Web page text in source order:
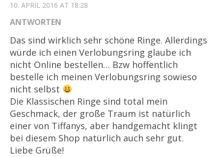
10. APRIL 2016 AT 18:28
ANTWORTEN
Das sind wirklich sehr schöne Ringe. Allerdings
würde ich einen Verlobungsring glaube ich
nicht Online bestellen… Bzw hoffentlich
bestelle ich meinen Verlobungsring sowieso
nicht selbst
Die Klassischen Ringe sind total mein
Geschmack, der große Traum ist natürlich
einer von Tiffanys, aber handgemacht klingt
bei diesem Shop natürlich auch sehr gut.
Liebe Grüße!